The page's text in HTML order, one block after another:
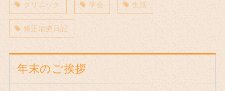
クリニック 学会 生活
矯正治療日記
年末のご挨拶